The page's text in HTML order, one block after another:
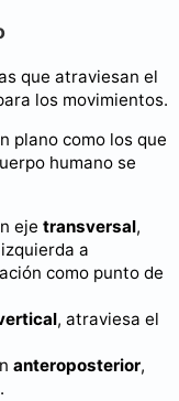
que atraviesan el
los movimientos.
plano como los que
humano se
eje transversal,
a
como punto de
, atraviesa el
anteroposterior,